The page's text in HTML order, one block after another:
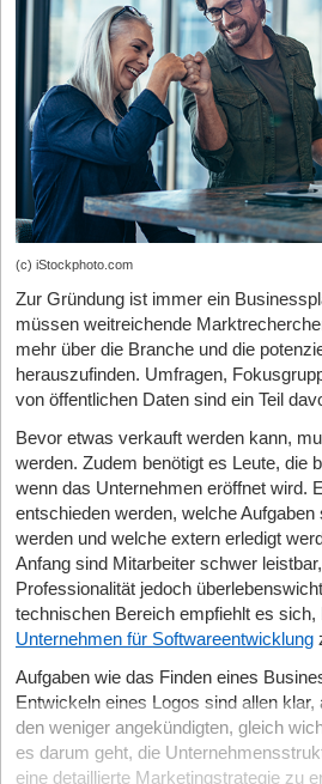
(c) iStockphoto.com
Zur Gründung ist immer ein
müssen weitreichende
mehr über die Branche und die
herauszufinden. Umfragen,
von öffentlichen Daten sind ein Teil
Bevor etwas verkauft werden kann,
werden. Zudem benötigt es Leute, die
wenn das Unternehmen eröffnet wird.
entschieden werden, welche
werden und welche extern erledigt
Anfang sind Mitarbeiter schwer
Professionalität jedoch
technischen Bereich empfiehlt es sich,
Unternehmen für Softwareentwicklung
Aufgaben wie das Finden eines
Entwickeln eines Logos sind allen
den weniger angekündigten, gleich
es darum geht, die
eine detaillierte Marketingstrategie zu